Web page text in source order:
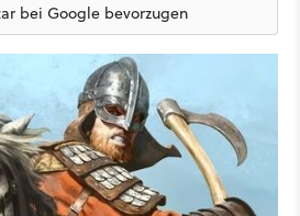
bei Google bevorzugen